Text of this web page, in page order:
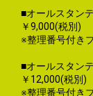
■オールスタン
￥9,000(税別)
※整理番号付き
■オールスタン
￥12,000(税別)
※整理番号付き
プ